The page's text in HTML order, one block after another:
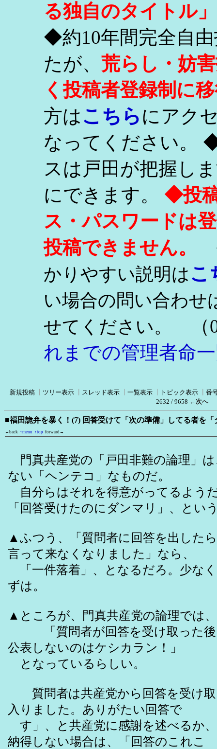
る独自のタイトル
◆約10年間完全自
たが、 荒らし・妨
く投稿者登録制に
方はこちらにアク
なってください。
スは戸田が把握し
にできます。 ◆投
ス・パスワードは
投稿できません。
かりやすい説明はこ
い場合の問い合わせ
せてください。
（
れまでの管理者命
新規投稿 ツリー表示 スレッド表示 一覧表示 トピック表示
番
2632 / 9658 ←次へ
■福田詭弁を暴く！(7) 回答受けて「次の準備」してる者を
←back ↑menu ↑top forward→
門真共産党の「戸田非難の論理」
ない「ヘンテコ」なものだ。
自分らはそれを得意がってるよう
「回答受けたのにダンマリ」、とい
▲ふつう、「質問者に回答を出した
言って来なくなりました」なら、
「一件落着」、となるだろ。少な
ずは。
▲ところが、門真共産党の論理では、
「質問者が回答を受け取った後
公表しないのはケシカラン！」
となっているらしい。
質問者は共産党から回答を受け取
入りました。ありがたい回答で
す」、と共産党に感謝を述べるか
納得しない場合は、「回答のこれこ